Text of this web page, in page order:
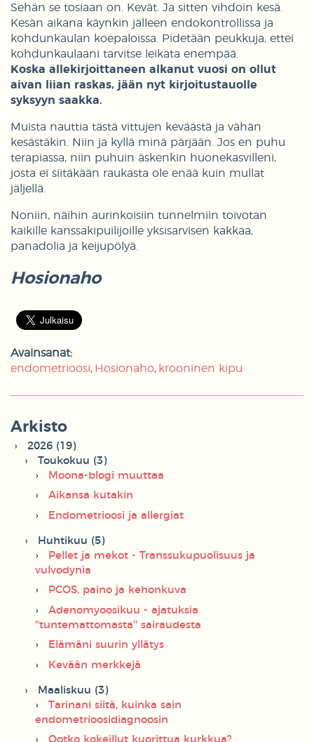
Sehän se tosiaan on. Kevät. Ja sitten vihdoin kesä.
Kesän aikana käynkin jälleen endokontrollissa ja
kohdunkaulan koepaloissa. Pidetään peukkuja, ettei
kohdunkaulaani tarvitse leikata enempää.
Koska allekirjoittaneen alkanut vuosi on ollut
aivan liian raskas, jään nyt kirjoitustauolle
syksyyn saakka.
Muista nauttia tästä vittujen keväästä ja vähän
kesästäkin. Niin ja kyllä minä pärjään. Jos en puhu
terapiassa, niin puhuin äskenkin huonekasvilleni,
josta ei siitäkään raukasta ole enää kuin mullat
jäljellä.
Noniin, näihin aurinkoisiin tunnelmiin toivotan
kaikille kanssakipuilijoille yksisarvisen kakkaa,
panadolia ja keijupölyä.
Hosionaho
Avainsanat:
endometrioosi
Hosionaho krooninen kipu
Arkisto
2026 (19)
Toukokuu (3)
Moona-blogi muuttaa
Aikansa kutakin
Endometrioosi ja allergiat
Huhtikuu (5)
Pellet ja mekot - Transsukupuolisuus ja
vulvodynia
PCOS, paino ja kehonkuva
Adenomyoosikuu - ajatuksia
''tuntemattomasta'' sairaudesta
Elämäni suurin yllätys
Kevään merkkejä
Maaliskuu (3)
Tarinani siitä, kuinka sain
endometrioosidiagnoosin
Ootko kokeillut kuorittua kurkkua?